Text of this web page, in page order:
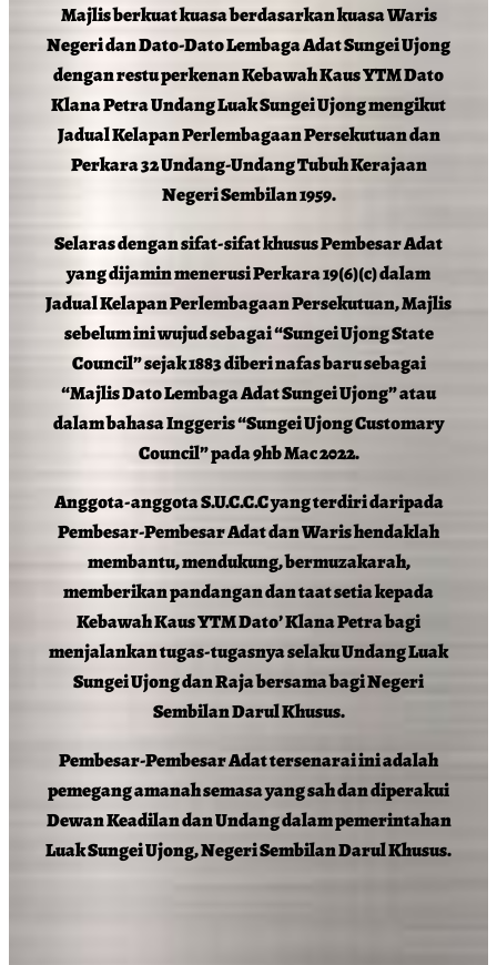
Majlis berkuat kuasa berdasarkan kuasa Waris
Negeri dan Dato-Dato Lembaga Adat Sungei Ujong
dengan restu perkenan Kebawah Kaus YTM Dato
Klana Petra Undang Luak Sungei Ujong mengikut
Jadual Kelapan Perlembagaan Persekutuan dan
Perkara 32 Undang-Undang Tubuh Kerajaan
Negeri Sembilan 1959.
Selaras dengan sifat-sifat khusus Pembesar Adat
yang dijamin menerusi Perkara 19(6)(c) dalam
Jadual Kelapan Perlembagaan Persekutuan, Majlis
sebelum ini wujud sebagai “Sungei Ujong State
Council” sejak 1883 diberi nafas baru sebagai
“Majlis Dato Lembaga Adat Sungei Ujong” atau
dalam bahasa Inggeris “Sungei Ujong Customary
Council” pada 9hb Mac 2022.
Anggota-anggota S.U.C.C.C yang terdiri daripada
Pembesar-Pembesar Adat dan Waris hendaklah
membantu, mendukung, bermuzakarah,
memberikan pandangan dan taat setia kepada
Kebawah Kaus YTM Dato’ Klana Petra bagi
menjalankan tugas-tugasnya selaku Undang Luak
Sungei Ujong dan Raja bersama bagi Negeri
Sembilan Darul Khusus.
Pembesar-Pembesar Adat tersenarai ini adalah
pemegang amanah semasa yang sah dan diperakui
Dewan Keadilan dan Undang dalam pemerintahan
Luak Sungei Ujong, Negeri Sembilan Darul Khusus.